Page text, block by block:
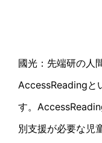
國光：先端研の人
AccessReadingと
す。
別支援が必要な児